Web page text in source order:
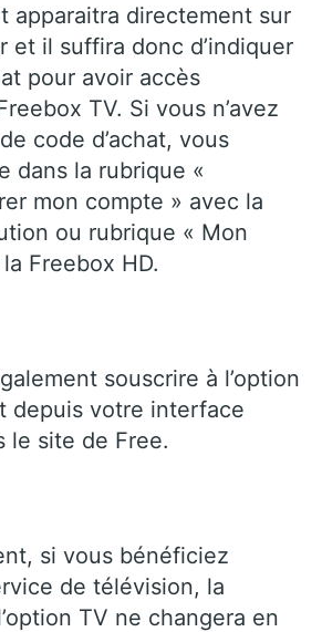
apparaitra directement sur
et il suffira donc d’indiquer
pour avoir accès
TV. Si vous n’avez
code d’achat, vous
dans la rubrique «
mon compte » avec la
ou rubrique « Mon
Freebox HD.
souscrire à l’option
depuis votre interface
le site de Free.
si vous bénéficiez
de télévision, la
TV ne changera en